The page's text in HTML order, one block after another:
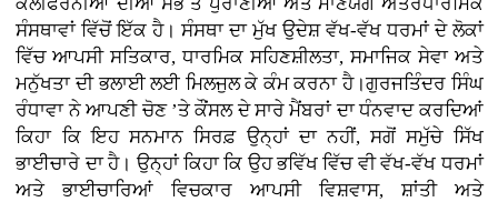
ਸੰਸਥਾਵਾਂ ਵਿੱਚੋਂ ਇੱਕ ਹੈ। ਸੰਸਥਾ ਦਾ ਮੁੱਖ ਉਦੇਸ਼ ਵੱਖ-ਵੱਖ ਧਰਮਾਂ ਦੇ ਲੋਕਾਂ
ਵਿੱਚ ਆਪਸੀ ਸਤਿਕਾਰ, ਧਾਰਮਿਕ ਸਹਿਣਸ਼ੀਲਤਾ, ਸਮਾਜਿਕ ਸੇਵਾ ਅਤੇ
ਮਨੁੱਖਤਾ ਦੀ ਭਲਾਈ ਲਈ ਮਿਲਜੁਲ ਕੇ ਕੰਮ ਕਰਨਾ ਹੈ।ਗੁਰਜਤਿੰਦਰ ਸਿੰਘ
ਰੰਧਾਵਾ ਨੇ ਆਪਣੀ ਚੋਣ ’ਤੇ ਕੌਂਸਲ ਦੇ ਸਾਰੇ ਮੈਂਬਰਾਂ ਦਾ ਧੰਨਵਾਦ ਕਰਦਿਆਂ
ਕਿਹਾ ਕਿ ਇਹ ਸਨਮਾਨ ਸਿਰਫ਼ ਉਨ੍ਹਾਂ ਦਾ ਨਹੀਂ, ਸਗੋਂ ਸਮੁੱਚੇ ਸਿੱਖ
ਭਾਈਚਾਰੇ ਦਾ ਹੈ। ਉਨ੍ਹਾਂ ਕਿਹਾ ਕਿ ਉਹ ਭਵਿੱਖ ਵਿੱਚ ਵੀ ਵੱਖ-ਵੱਖ ਧਰਮਾਂ
ਅਤੇ ਭਾਈਚਾਰਿਆਂ ਵਿਚਕਾਰ ਆਪਸੀ ਵਿਸ਼ਵਾਸ, ਸ਼ਾਂਤੀ ਅਤੇ